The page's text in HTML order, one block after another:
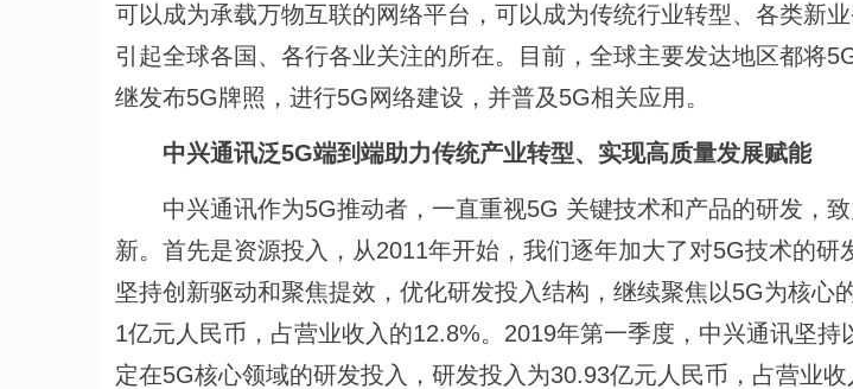
可以成为承载万物互联的网络平台，可以成为传统行业转型、各类新
引起全球各国、各行各业关注的所在。目前，全球主要发达地区都将
继发布5G牌照，进行5G网络建设，并普及5G相关应用。
中兴通讯泛5G端到端助力传统产业转型、实现高质量发展赋能
中兴通讯作为5G推动者，一直重视5G 关键技术和产品的研发，致
新。首先是资源投入，从2011年开始，我们逐年加大了对5G技术的研
坚持创新驱动和聚焦提效，优化研发投入结构，继续聚焦以5G为核心
1亿元人民币，占营业收入的12.8%。2019年第一季度，中兴通讯坚持
定在5G核心领域的研发投入，研发投入为30.93亿元人民币，占营业